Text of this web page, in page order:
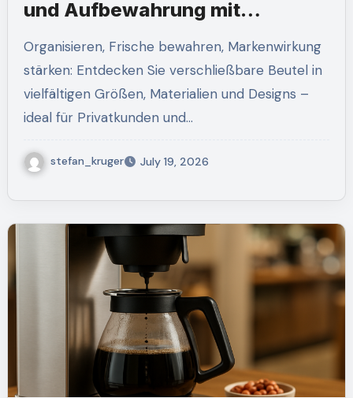
und Aufbewahrung mit
Organisieren, Frische bewahren, Markenwirkung
stärken: Entdecken Sie verschließbare Beutel in
vielfältigen Größen, Materialien und Designs –
ideal für Privatkunden und…
stefan_kruger July 19, 2026